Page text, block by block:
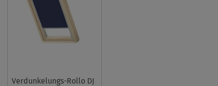
Verdunkelungs-Rollo DJ